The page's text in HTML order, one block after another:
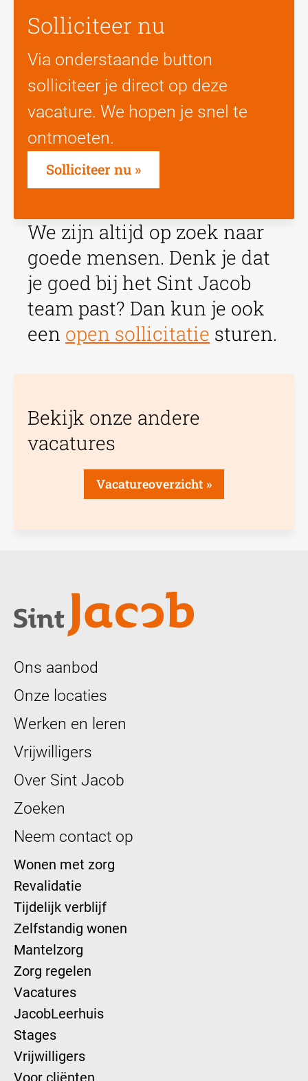
Solliciteer nu
Via onderstaande button
solliciteer je direct op deze
vacature. We hopen je snel te
ontmoeten.
Solliciteer nu
We zijn altijd op zoek naar
goede mensen. Denk je dat
je goed bij het Sint Jacob
team past? Dan kun je ook
een open sollicitatie sturen.
Bekijk onze andere
vacatures
Vacatureoverzicht
Ons aanbod
Onze locaties
Werken en leren
Vrijwilligers
Over Sint Jacob
Zoeken
Neem contact op
Wonen met zorg
Revalidatie
Tijdelijk verblijf
Zelfstandig wonen
Mantelzorg
Zorg regelen
Vacatures
JacobLeerhuis
Stages
Vrijwilligers
Voor cliënten